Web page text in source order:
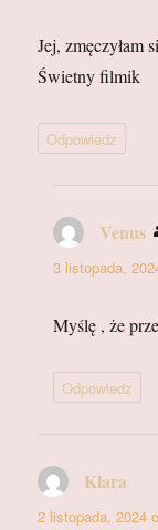
Jej, zmęczyłam
Świetny filmik
Odpowiedz
Venus
3 listopada,
Myślę , że
Odpowiedz
Klara
2 listopada, 2024